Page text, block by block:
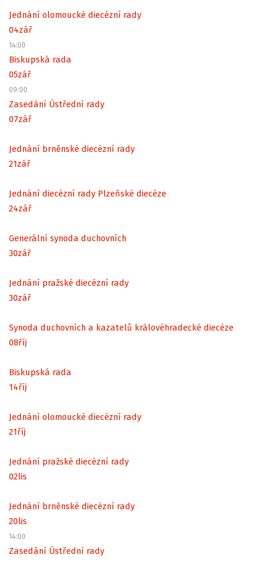
Jednání olomoucké diecézní rady
04zář
14:00
Biskupská rada
05zář
09:00
Zasedání Ústřední rady
07zář
Jednání brněnské diecézní rady
21zář
Jednání diecézní rady Plzeňské diecéze
24zář
Generální synoda duchovních
30zář
Jednání pražské diecézní rady
30zář
Synoda duchovních a kazatelů královéhradecké diecéze
08říj
Biskupská rada
14říj
Jednání olomoucké diecézní rady
21říj
Jednání pražské diecézní rady
02lis
Jednání brněnské diecézní rady
20lis
14:00
Zasedání Ústřední rady